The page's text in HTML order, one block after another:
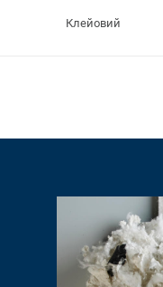
Клейовий